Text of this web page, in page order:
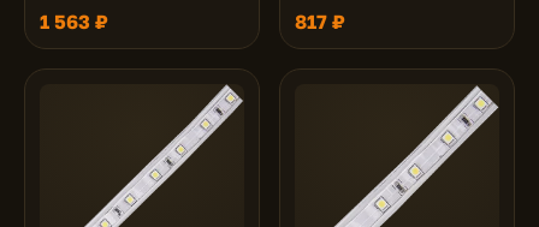
20м.
1 563 ₽
10м.
817 ₽